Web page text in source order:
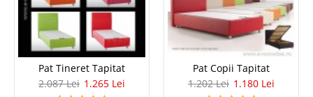
Pat Tineret Tapitat
2.087 Lei 1.265 Lei
Pat Copii Tapitat
1.202 Lei 1.180 Lei